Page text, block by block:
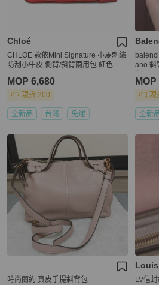
Chloé
CHLOE 蔻依Mini Signature 小馬刺繡
防刮小牛皮 側背/斜背兩用包 紅色
MOP 6,680
現折 200
全新品 台灣 免運
ano 斜
現
全新
時尚簡約 真皮手提斜背包 LV信